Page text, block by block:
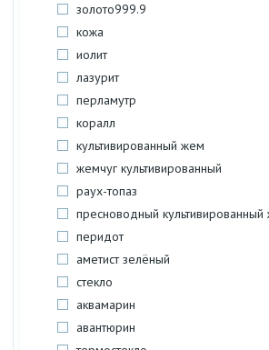
золото999.9
кожа
иолит
лазурит
перламутр
коралл
культивированный жем
жемчуг культивированный
раух-топаз
пресноводный культивированный
перидот
аметист зелёный
стекло
аквамарин
авантюрин